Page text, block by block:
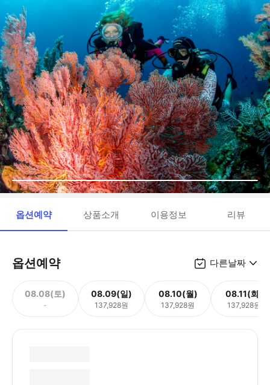
옵션예약 상품소개 이용정보 리뷰
옵션예약 다른날짜
08.08(토)
-
08.09(일)
137,928원
08.10(월)
137,928원
08.11(화)
137,928원